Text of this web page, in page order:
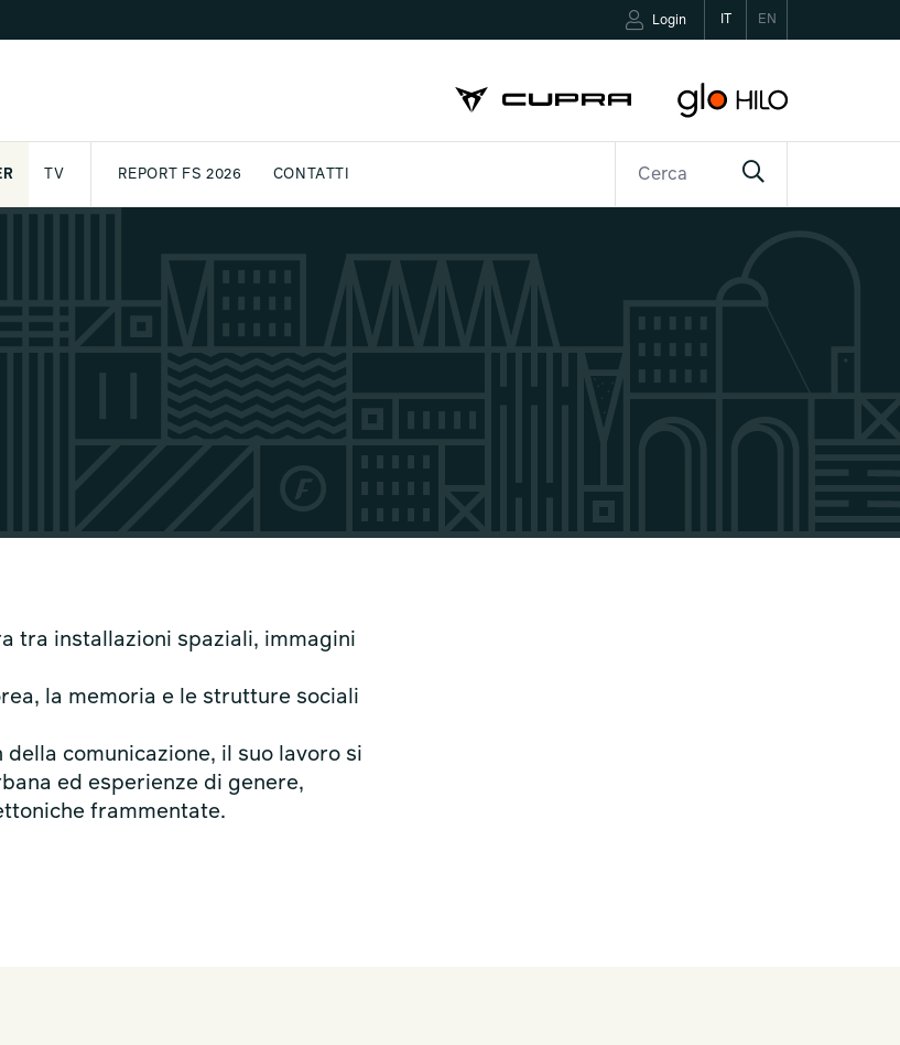
EN
Login
TV REPORT FS 2026 CONTATTI
tra installazioni spaziali, immagini
la memoria e le strutture sociali
comunicazione, il suo lavoro si
ed esperienze di genere,
frammentate.